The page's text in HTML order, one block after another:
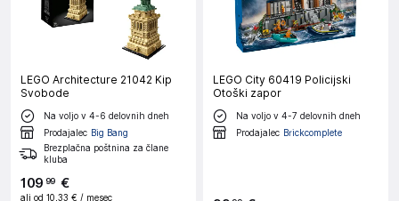
LEGO Architecture 21042 Kip
Svobode
Na voljo v 4-6 delovnih dneh
Prodajalec Big Bang
Brezplačna poštnina za člane
kluba
109 99 €
ali od 10,33 € / mesec
LEGO City 60419 Policijski
Otoški zapor
Na voljo v 4-7 delovnih dneh
Prodajalec Brickcomplete